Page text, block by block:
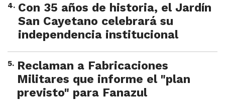
4. Con 35 años de historia, el Jardín
San Cayetano celebrará su
independencia institucional
5. Reclaman a Fabricaciones
Militares que informe el "plan
previsto" para Fanazul